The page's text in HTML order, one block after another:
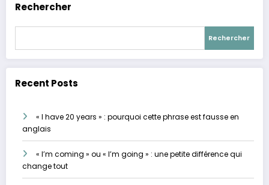
Rechercher
Rechercher
Recent Posts
« I have 20 years » : pourquoi cette phrase est fausse en
anglais
« I’m coming » ou « I’m going » : une petite différence qui
change tout